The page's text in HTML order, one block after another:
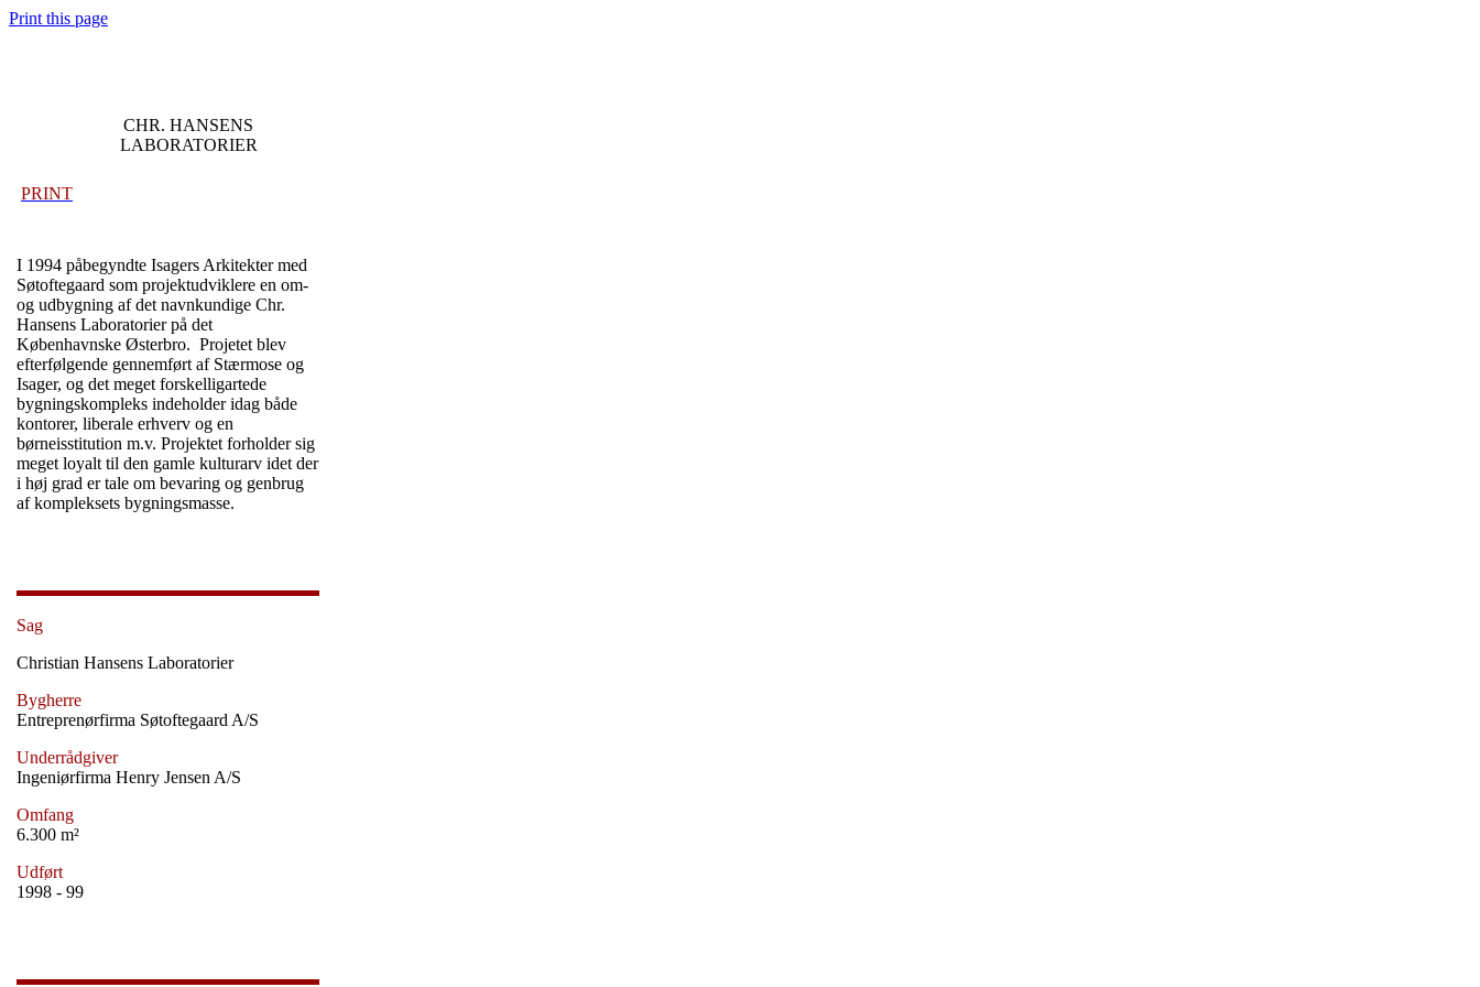
Print this page
CHR. HANSENS
LABORATORIER
PRINT
I 1994 påbegyndte Isagers Arkitekter med
Søtoftegaard som projektudviklere en om-
og udbygning af det navnkundige Chr.
Hansens Laboratorier på det
Københavnske Østerbro. Projetet blev
efterfølgende gennemført af Stærmose og
Isager, og det meget forskelligartede
bygningskompleks indeholder idag både
kontorer, liberale erhverv og en
børneisstitution m.v. Projektet forholder sig
meget loyalt til den gamle kulturarv idet der
i høj grad er tale om bevaring og genbrug
af kompleksets bygningsmasse.
Sag
Christian Hansens Laboratorier
Bygherre
Entreprenørfirma Søtoftegaard A/S
Underrådgiver
Ingeniørfirma Henry Jensen A/S
Omfang
6.300 m²
Udført
1998 - 99